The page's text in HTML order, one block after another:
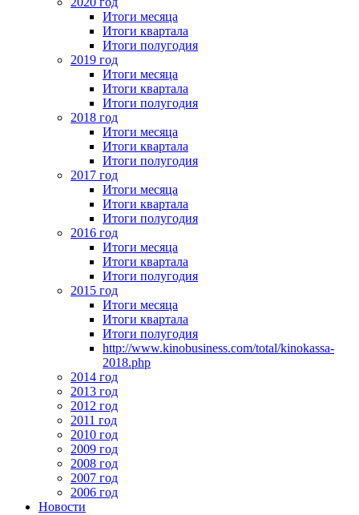
Итоги месяца
Итоги квартала
Итоги полугодия
2019 год
Итоги месяца
Итоги квартала
Итоги полугодия
2018 год
Итоги месяца
Итоги квартала
Итоги полугодия
2017 год
Итоги месяца
Итоги квартала
Итоги полугодия
2016 год
Итоги месяца
Итоги квартала
Итоги полугодия
2015 год
Итоги месяца
Итоги квартала
Итоги полугодия
http://www.kinobusiness.com/total/kinokassa-
2018.php
2014 год
2013 год
2012 год
2011 год
2010 год
2009 год
2008 год
2007 год
2006 год
Новости